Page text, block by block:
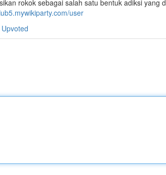
rokok sebagai salah satu bentuk adiksi yang
user